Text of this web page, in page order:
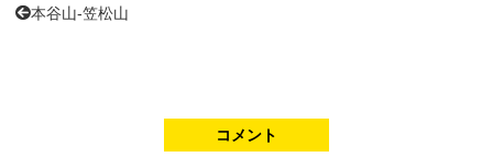
本谷山-笠松山
コメント